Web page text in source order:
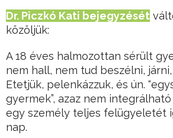
Dr. Piczkó Kati bejegyzését
közöljük:
A 18 éves halmozottan sérült
nem hall, nem tud beszélni,
Etetjük, pelenkázzuk, és ún.
gyermek”, azaz nem
egy személy teljes felügyeletét
nap.